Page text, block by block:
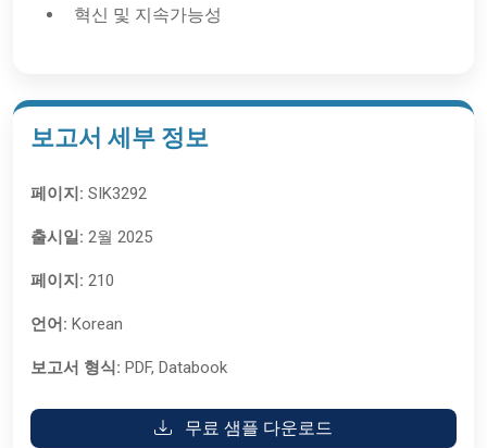
혁신 및 지속가능성
보고서 세부 정보
페이지: SIK3292
출시일: 2월 2025
페이지: 210
언어: Korean
보고서 형식: PDF, Databook
무료 샘플 다운로드